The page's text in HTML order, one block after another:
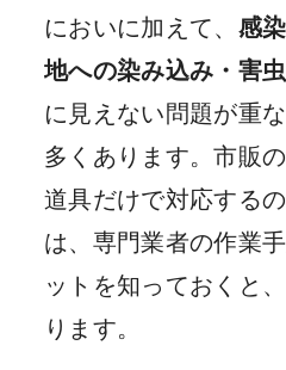
においに加えて、 感
地への染み込み・害
に見えない問題が重
多くあります。市販
道具だけで対応する
は、専門業者の作業
ットを知っておくと
ります。